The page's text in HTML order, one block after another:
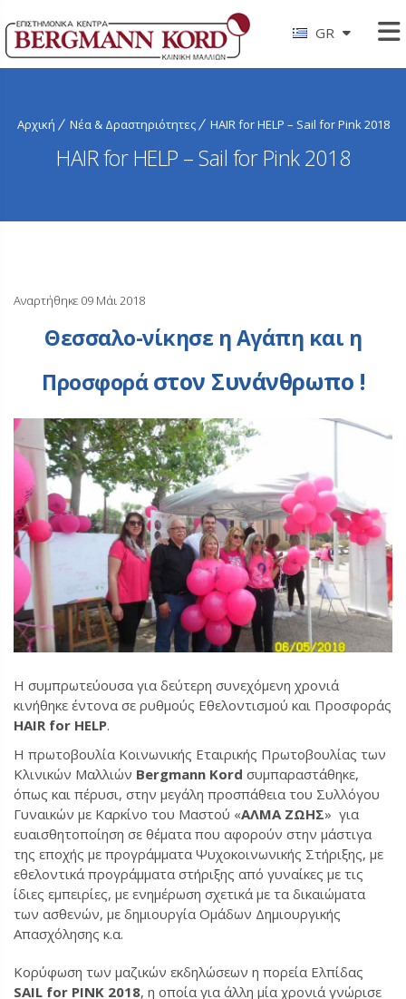
GR
Αρχική Νέα & Δραστηριότητες HAIR for HELP – Sail for Pink 2018
HAIR for HELP – Sail for Pink 2018
Αναρτήθηκε 09 Μάι 2018
Θεσσαλο-νίκησε η Αγάπη και η
Προσφοράστον Συνάνθρωπο !
Η συμπρωτεύουσα για δεύτερη συνεχόμενη χρονιά
κινήθηκε έντονα σε ρυθμούς Εθελοντισμού και Προσφοράς
HAIR for HELP.
Η πρωτοβουλία Κοινωνικής Εταιρικής Πρωτοβουλίας των
Κλινικών Μαλλιών Bergmann Kord συμπαραστάθηκε,
όπως και πέρυσι, στην μεγάλη προσπάθεια του Συλλόγου
Γυναικών με Καρκίνο του Μαστού «ΑΛΜΑ ΖΩΗΣ» για
ευαισθητοποίηση σε θέματα που αφορούν στην μάστιγα
της εποχής με προγράμματα Ψυχοκοινωνικής Στήριξης, με
εθελοντικά προγράμματα στήριξης από γυναίκες με τις
ίδιες εμπειρίες, με ενημέρωση σχετικά με τα δικαιώματα
των ασθενών, με δημιουργία Ομάδων Δημιουργικής
Απασχόλησης κ.α.
Κορύφωση των μαζικών εκδηλώσεων η πορεία Ελπίδας
SAIL for PINK 2018, η οποία για άλλη μία χρονιά γνώρισε